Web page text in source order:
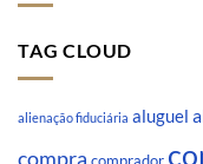
TAG CLOUD
alienação fiduciária aluguel
compra